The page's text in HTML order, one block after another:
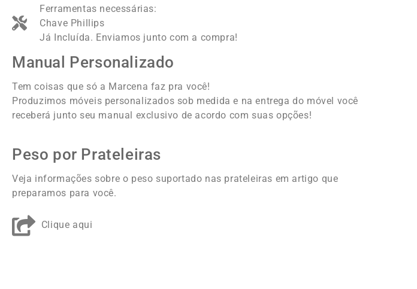
Ferramentas necessárias:
Chave Phillips
Já Incluída. Enviamos junto com a compra!
Manual Personalizado
Tem coisas que só a Marcena faz pra você!
Produzimos móveis personalizados sob medida e na entrega do móvel você
receberá junto seu manual exclusivo de acordo com suas opções!
Peso por Prateleiras
Veja informações sobre o peso suportado nas prateleiras em artigo que
preparamos para você.
Clique aqui